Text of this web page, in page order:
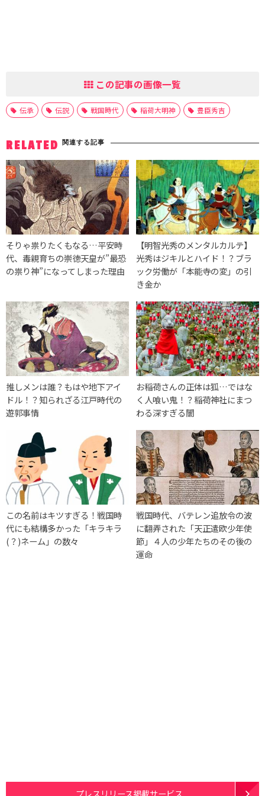
この記事の画像一覧
伝承 伝説 戦国時代 稲荷大明神 豊臣秀吉
RELATED 関連する記事
そりゃ祟りたくもなる…平安時
代、毒親育ちの崇徳天皇が”最恐
の祟り神”になってしまった理由
【明智光秀のメンタルカルテ】
光秀はジキルとハイド！？ブラ
ック労働が「本能寺の変」の引
き金か
推しメンは誰？もはや地下アイ
ドル！？知られざる江戸時代の
遊郭事情
お稲荷さんの正体は狐…ではな
く人喰い鬼！？稲荷神社にまつ
わる深すぎる闇
この名前はキツすぎる！戦国時
代にも結構多かった「キラキラ
(？)ネーム」の数々
戦国時代、バテレン追放令の波
に翻弄された「天正遣欧少年使
節」４人の少年たちのその後の
運命
プレスリリース掲載サービス